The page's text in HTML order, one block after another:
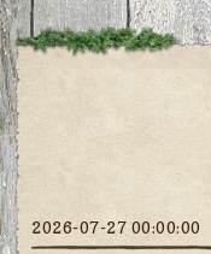
2026-07-27 00:00:00